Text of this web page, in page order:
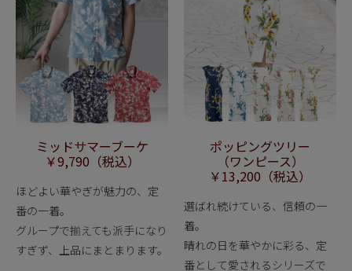
ミッドサマーブーケ
￥9,790（税込）
ほどよい華やぎが魅力の、定
番の一着。
グループで揃えても派手になり
すぎず、上品にまとまります。
ポッピングツリー
（ワンピース）
￥13,200（税込）
選ばれ続けている、信頼の一
着。
晴れの日を華やかに彩る、定
番として愛されるシリーズで